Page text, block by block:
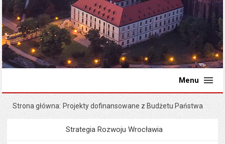
Menu
Strona główna Projekty dofinansowane z Budżetu Państwa
MenuProgramy i projekty
Strategia Rozwoju Wrocławia